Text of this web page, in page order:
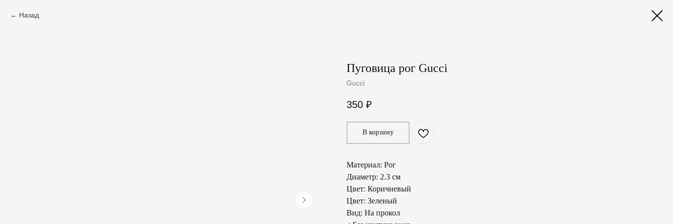
Назад
Пуговица рог Gucci
Gucci
350 ₽
В корзину
Материал: Рог
Диаметр: 2.3 см
Цвет: Коричневый
Цвет: Зеленый
Вид: На прокол